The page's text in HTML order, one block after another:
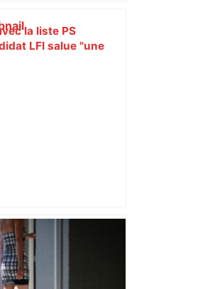
la liste PS
LFI salue "une
près de Toulouse :
M6 revient sur l'affaire
retrouvé la gorge
de feuilles il y a